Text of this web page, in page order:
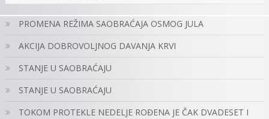
PROMENA REŽIMA SAOBRAĆAJA OSMOG JULA
AKCIJA DOBROVOLJNOG DAVANJA KRVI
STANJE U SAOBRAĆAJU
STANJE U SAOBRAĆAJU
TOKOM PROTEKLE NEDELJE ROĐENA JE ČAK DVADESET I